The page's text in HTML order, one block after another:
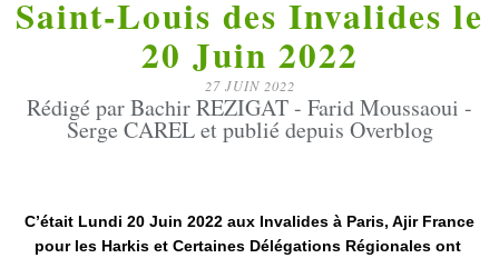
Saint-Louis des Invalides le
20 Juin 2022
27 JUIN 2022
Rédigé par Bachir REZIGAT - Farid Moussaoui -
Serge CAREL et publié depuis Overblog
C’était Lundi 20 Juin 2022 aux Invalides à Paris, Ajir France
pour les Harkis et Certaines Délégations Régionales ont